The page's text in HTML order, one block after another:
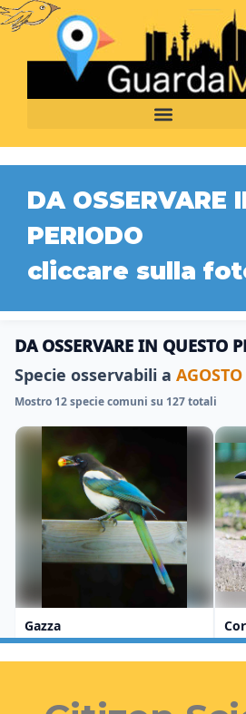
DA OSSERVARE
PERIODO
cliccare sulla